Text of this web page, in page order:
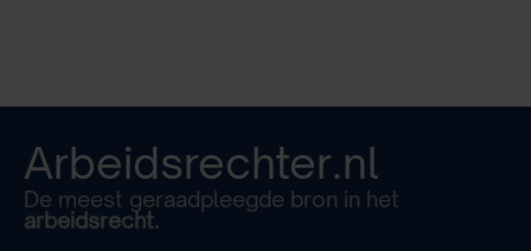
Arbeidsrechter.nl
De meest geraadpleegde bron in het
arbeidsrecht.